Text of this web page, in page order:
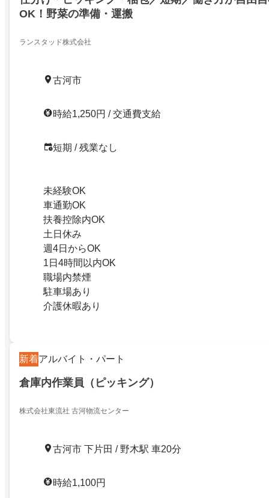
OK！野菜の準備・運搬
ランスタッド株式会社
古河市
時給1,250円 / 交通費支給
短期 / 残業なし
未経験OK
車通勤OK
扶養控除内OK
土日休み
週4日からOK
1日4時間以内OK
職場内禁煙
駐車場あり
介護休暇あり
新着アルバイト・パート
倉庫内作業員（ピッキング）
株式会社東流社 古河物流センター
古河市 下片田 / 野木駅 車20分
時給1,100円